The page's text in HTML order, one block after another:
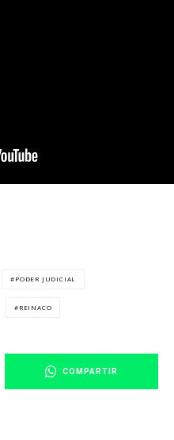
PODER JUDICIAL
REINACO
COMPARTIR